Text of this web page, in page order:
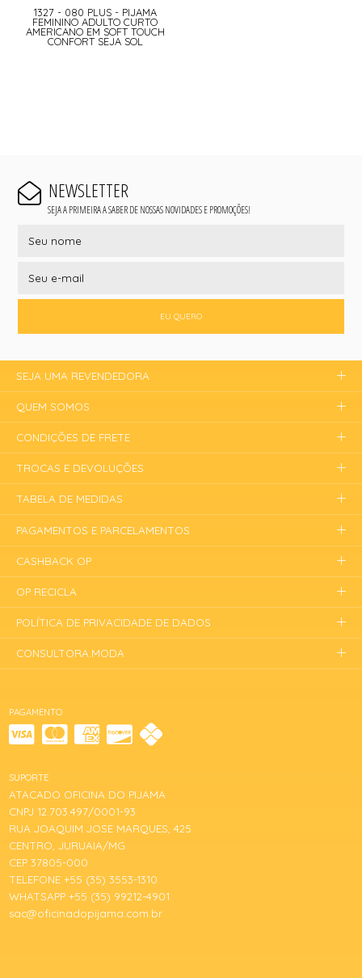
1327 - 080 PLUS - PIJAMA
FEMININO ADULTO CURTO
AMERICANO EM SOFT TOUCH
CONFORT SEJA SOL
NEWSLETTER
SEJA A PRIMEIRA A SABER DE NOSSAS NOVIDADES E PROMOÇÕES!
EU QUERO
PAGAMENTO
SUPORTE
ATACADO OFICINA DO PIJAMA
CNPJ 12.703.497/0001-93
RUA JOAQUIM JOSE MARQUES, 425
CENTRO, JURUAIA/MG
CEP 37805-000
TELEFONE +55 (35) 3553-1310
WHATSAPP +55 (35) 99212-4901
sac@oficinadopijama.com.br
SEJA UMA REVENDEDORA
QUEM SOMOS
CONDIÇÕES DE FRETE
TROCAS E DEVOLUÇÕES
TABELA DE MEDIDAS
PAGAMENTOS E PARCELAMENTOS
CASHBACK OP
OP RECICLA
POLÍTICA DE PRIVACIDADE DE DADOS
CONSULTORA.MODA